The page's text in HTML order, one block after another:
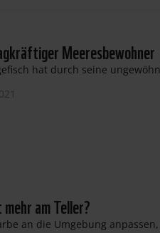
Meeresbewohner
hat durch seine
am Teller?
an die Umgebung